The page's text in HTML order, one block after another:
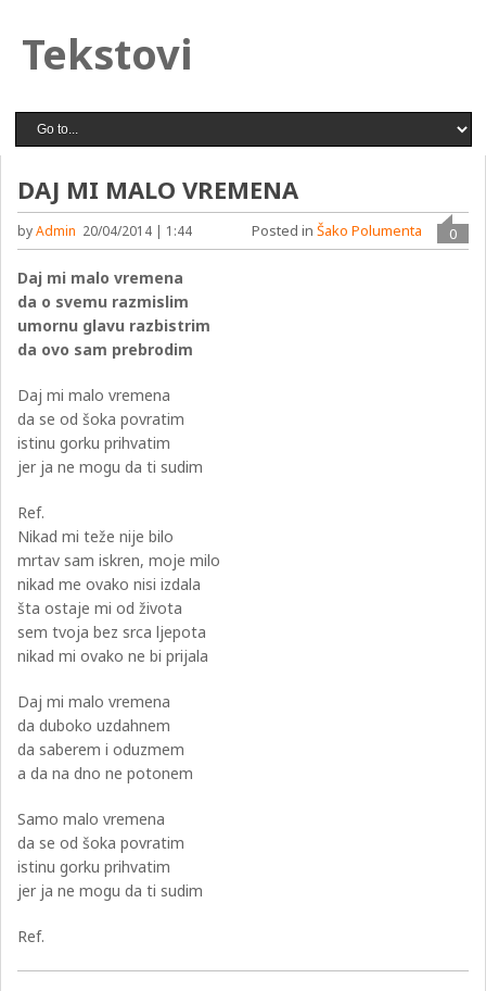
Tekstovi
DAJ MI MALO VREMENA
byAdmin 20/04/2014 | 1:44 0
Posted in Šako Polumenta
Daj mi malo vremena
da o svemu razmislim
umornu glavu razbistrim
da ovo sam prebrodim
Daj mi malo vremena
da se od šoka povratim
istinu gorku prihvatim
jer ja ne mogu da ti sudim
Ref.
Nikad mi teže nije bilo
mrtav sam iskren, moje milo
nikad me ovako nisi izdala
šta ostaje mi od života
sem tvoja bez srca ljepota
nikad mi ovako ne bi prijala
Daj mi malo vremena
da duboko uzdahnem
da saberem i oduzmem
a da na dno ne potonem
Samo malo vremena
da se od šoka povratim
istinu gorku prihvatim
jer ja ne mogu da ti sudim
Ref.